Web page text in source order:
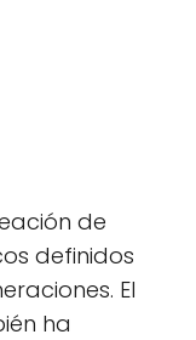
de
definidos
El
ha